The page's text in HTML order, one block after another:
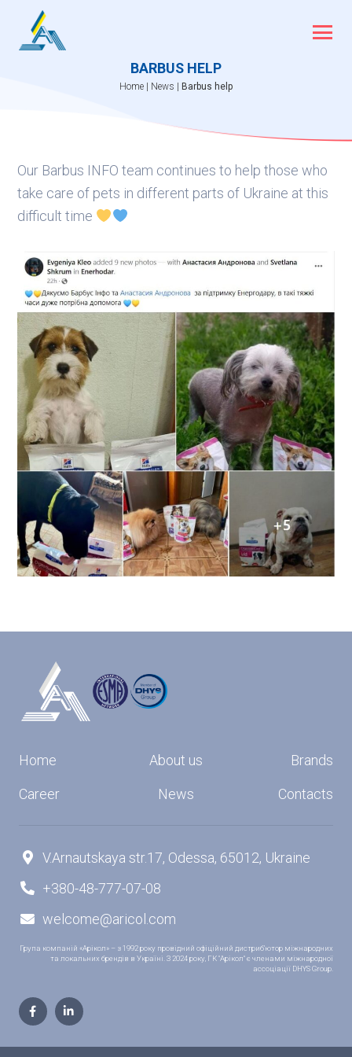
BARBUS HELP
Home | News | Barbus help
Our Barbus INFO team continues to help those who
take care of pets in different parts of Ukraine at this
difficult time
Home About us Brands
Career News Contacts
 V.Arnautskaya str.17, Odessa, 65012, Ukraine
 +380-48-777-07-08
 welcome@aricol.com
Група компаній «Арікол» – з 1992 року провідний офіційний дистриб’ютор міжнародних
та локальних брендів в Україні. З 2024 року, ГК "Арікол" є членами міжнародної
ассоціації DHYS Group.